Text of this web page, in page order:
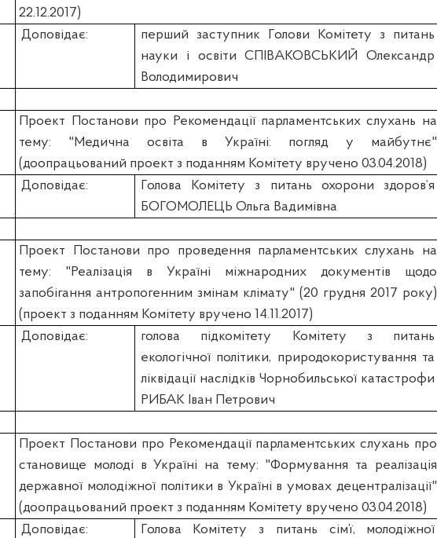
22.12.2017)
Доповідає:
перший заступник Голови Комітету з питань
науки і освіти СПІВАКОВСЬКИЙ Олександр
Володимирович
Проект Постанови про Рекомендації парламентських слухань на
тему: "Медична освіта в Україні: погляд у майбутнє"
(доопрацьований проект з поданням Комітету вручено 03.04.2018)
Доповідає:
Голова Комітету з питань охорони здоров’я
БОГОМОЛЕЦЬ Ольга Вадимівна
Проект Постанови про проведення парламентських слухань на
тему: "Реалізація в Україні міжнародних документів щодо
запобігання антропогенним змінам клімату" (20 грудня 2017 року)
(проект з поданням Комітету вручено 14.11.2017)
Доповідає:
голова підкомітету Комітету з питань
екологічної політики, природокористування та
ліквідації наслідків Чорнобильської катастрофи
РИБАК Іван Петрович
Проект Постанови про Рекомендації парламентських слухань про
становище молоді в Україні на тему: "Формування та реалізація
державної молодіжної політики в Україні в умовах децентралізації"
(доопрацьований проект з поданням Комітету вручено 03.04.2018)
Доповідає:
Голова Комітету з питань сім’ї, молодіжної